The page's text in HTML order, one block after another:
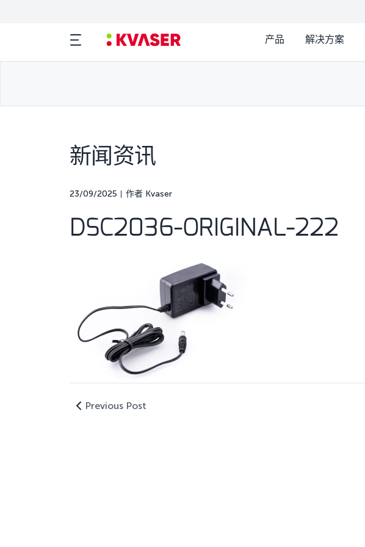
产品 解决方案
新闻资讯
23/09/2025 作者 Kvaser
DSC2036-ORIGINAL-222
Previous Post